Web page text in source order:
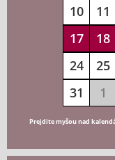
10
11
17
18
24
25
31
1
Prejdite myšou nad